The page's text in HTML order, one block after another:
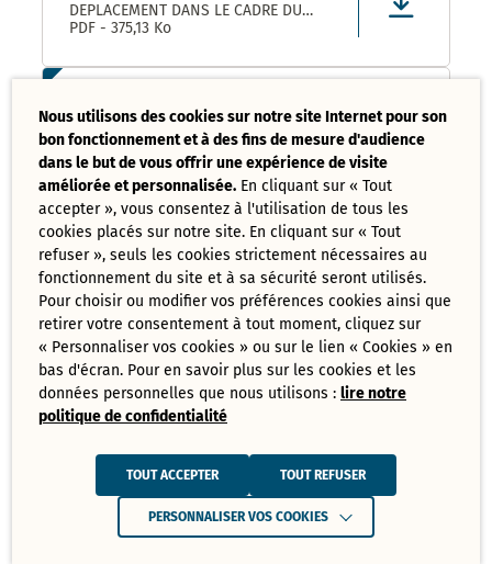
DEPLACEMENT DANS LE CADRE DU
FORUM DES ELUS INFO JEUNES A
PDF - 375,13 Ko
Liste des délibérations examinées
Conseil Municipal 17 mars 2025
PDF - 121,08 Ko
Ordre du jour du Conseil Municipal 17
mars 2025
PDF - 73,70 Ko
Tout
télécharger
Juin
Ressources de Juin 2025
Convocation Conseil Municipal du 30
PDF - 231,28 Ko
Nous utilisons des cookies sur notre site Internet pour son
bon fonctionnement et à des fins de mesure d'audience
dans le but de vous offrir une expérience de visite
améliorée et personnalisée. En cliquant sur « Tout
accepter », vous consentez à l'utilisation de tous les
cookies placés sur notre site. En cliquant sur « Tout
refuser », seuls les cookies strictement nécessaires au
fonctionnement du site et à sa sécurité seront utilisés.
Pour choisir ou modifier vos préférences cookies ainsi que
retirer votre consentement à tout moment, cliquez sur
« Personnaliser vos cookies » ou sur le lien « Cookies » en
bas d'écran. Pour en savoir plus sur les cookies et les
données personnelles que nous utilisons :lire notre
politique de confidentialité
TOUT ACCEPTER TOUT REFUSER
PERSONNALISER VOS COOKIES